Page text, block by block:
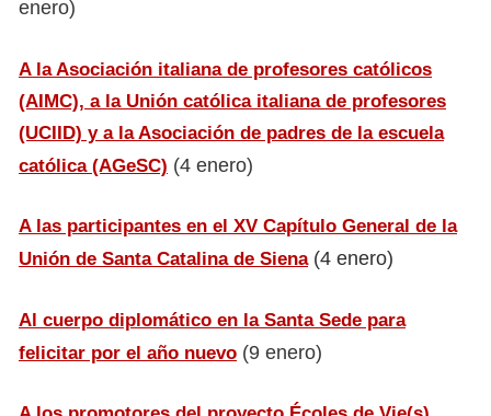
enero)
Ala Asociación italiana de profesores católicos
(AIMC), a la Unión católica italiana de profesores
(UCIID) y a la Asociación de padres de la escuela
católica (AGeSC) (4 enero)
A las participantes en el XV Capítulo General de la
Unión de Santa Catalina de Siena (4 enero)
Al cuerpo diplomático en la Santa Sede para
felicitar por el año nuevo (9 enero)